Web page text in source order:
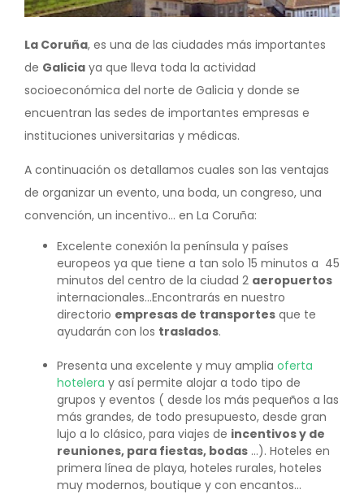
La Coruña, es una de las ciudades más importantes
de Galicia ya que lleva toda la actividad
socioeconómica del norte de Galicia y donde se
encuentran las sedes de importantes empresas e
instituciones universitarias y médicas.
A continuación os detallamos cuales son las ventajas
de organizar un evento, una boda, un congreso, una
convención, un incentivo… en La Coruña:
Excelente conexión la península y países
europeos ya que tiene a tan solo 15 minutos a 45
minutos del centro de la ciudad 2 aeropuertos
internacionales…Encontrarás en nuestro
directorio empresas de transportes que te
ayudarán con los traslados.
Presenta una excelente y muy amplia oferta
hotelera y así permite alojar a todo tipo de
grupos y eventos ( desde los más pequeños a las
más grandes, de todo presupuesto, desde gran
lujo a lo clásico, para viajes de incentivos y de
reuniones, para fiestas, bodas …). Hoteles en
primera línea de playa, hoteles rurales, hoteles
muy modernos, boutique y con encantos...